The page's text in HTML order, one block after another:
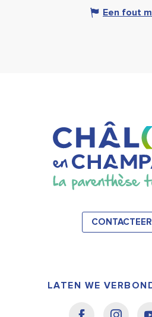
Een fout
LATEN WE